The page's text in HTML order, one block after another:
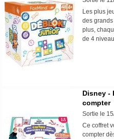
Les plus
des
plus,
de 4
Disney -
compter
Sortie le
Ce coffret
compter